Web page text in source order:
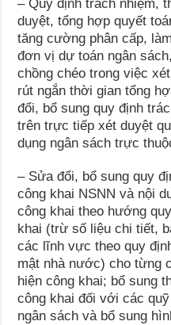
– Quy định trách nhiệm,
duyệt, tổng hợp quyết
tăng cường phân cấp,
đơn vị dự toán ngân
chồng chéo trong việc
rút ngắn thời gian tổng
đổi, bổ sung quy định
trên trực tiếp xét duyệt
dụng ngân sách trực
– Sửa đổi, bổ sung quy
công khai NSNN và nội
công khai theo hướng
khai (trừ số liệu chi tiết,
các lĩnh vực theo quy
mật nhà nước) cho từng
hiện công khai; bổ sung
công khai đối với các
ngân sách và bổ sung